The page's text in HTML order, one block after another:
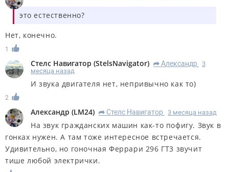
это естественно?
Нет, конечно.
1
Стелс Навигатор (StelsNavigator) R Александр
3
месяца назад
И звука двигателя нет, непривычно как то)
2
Александр (LM24) R Стелс Навигатор 3 месяца назад
На звук гражданских машин как-то пофигу. Звук в
гонках нужен. А там тоже интересное встречается.
Удивительно, но гоночная Феррари 296 ГТ3 звучит
тише любой электрички.